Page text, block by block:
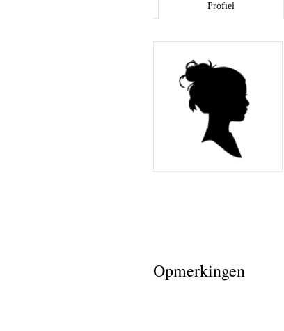
Profiel
Opmerkingen